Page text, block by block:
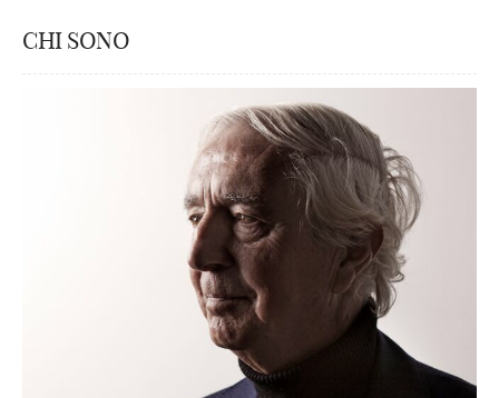
CHI SONO